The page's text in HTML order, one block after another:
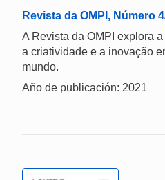
Revista da OMPI, Número
A Revista da OMPI explora
a criatividade e a inovação
mundo.
Año de publicación: 2021